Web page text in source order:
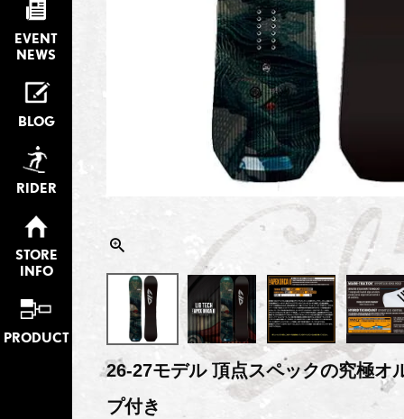
EVENT
NEWS
BLOG
RIDER
STORE
INFO
PRODUCT
26-27モデル 頂点スペックの究極オ
プ付き